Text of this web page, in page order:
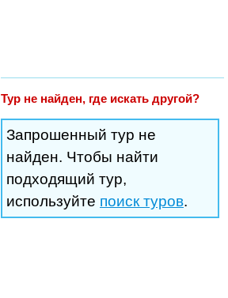
Тур не найден, где искать другой?
Запрошенный тур не
найден. Чтобы найти
подходящий тур,
используйте поиск туров.